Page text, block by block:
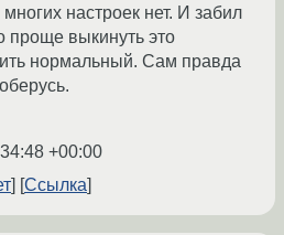
настроек нет. И забил
проще выкинуть это
нормальный. Сам правда
+00:00
Ссылка